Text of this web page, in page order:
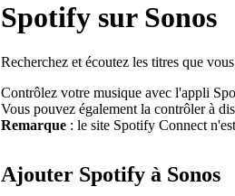
Spotify sur Sonos
Recherchez et écoutez les titres que
Contrôlez votre musique avec l'appli
Vous pouvez également la contrôler à
Remarque : le site Spotify Connect
Ajouter Spotify à Sonos